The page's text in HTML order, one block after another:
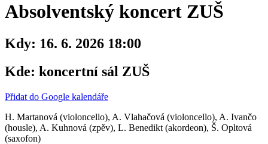
Absolventský koncert ZUŠ
Kdy: 16. 6. 2026 18:00
Kde: koncertní sál ZUŠ
Přidat do Google kalendáře
H. Martanová (violoncello), A. Vlahačová (violoncello), A. Ivančo
(housle), A. Kuhnová (zpěv), L. Benedikt (akordeon), Š. Opltová
(saxofon)